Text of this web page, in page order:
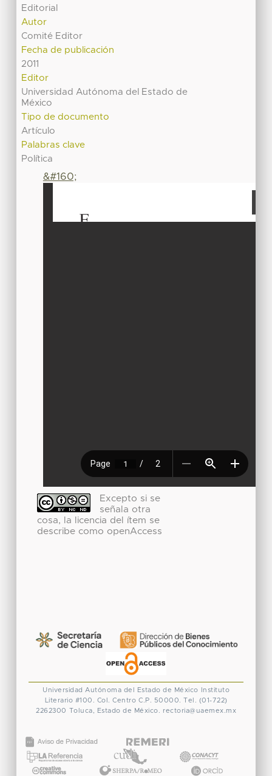
Editorial
Autor
Comité Editor
Fecha de publicación
2011
Editor
Universidad Autónoma del Estado de
México
Tipo de documento
Artículo
Palabras clave
Política
&#160;
Excepto si se
señala otra
cosa, la licencia del ítem se
describe como openAccess
Universidad Autónoma del Estado de México
Instituto
Literario #100. Col. Centro C.P. 50000. Tel. (01-722)
2262300 Toluca, Estado de México. rectoria@uaemex.mx